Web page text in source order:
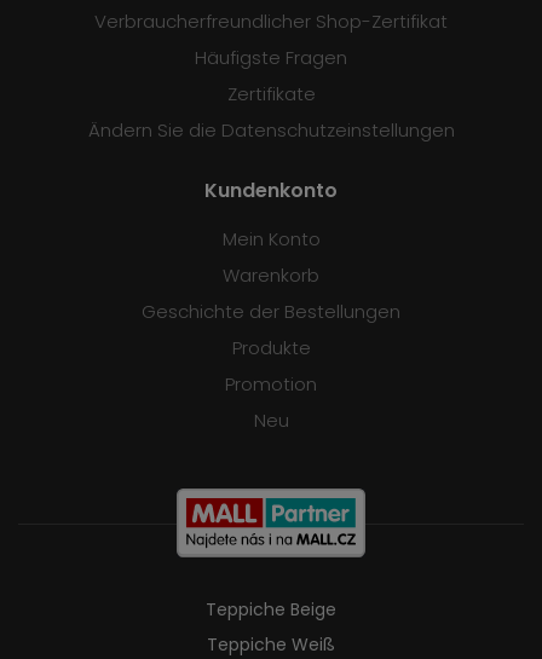
Verbraucherfreundlicher Shop-Zertifikat
Häufigste Fragen
Zertifikate
Ändern Sie die Datenschutzeinstellungen
Kundenkonto
Mein Konto
Warenkorb
Geschichte der Bestellungen
Produkte
Promotion
Neu
Teppiche Beige
Teppiche Weiß